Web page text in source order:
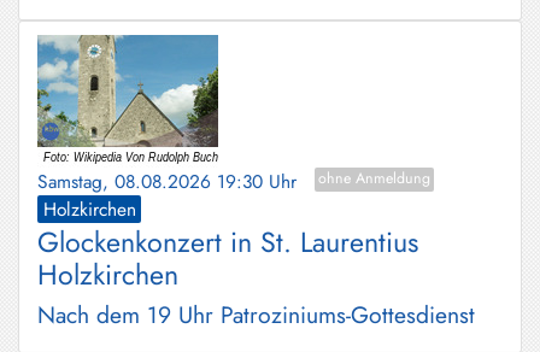
Samstag, 08.08.2026 19:30 Uhr ohne Anmeldung
Holzkirchen
Glockenkonzert in St. Laurentius
Holzkirchen
Nach dem 19 Uhr Patroziniums-Gottesdienst